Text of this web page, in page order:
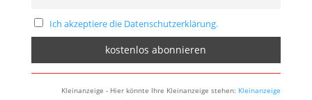
Ich akzeptiere die Datenschutzerklärung.
Kleinanzeige - Hier könnte Ihre Kleinanzeige stehen: Kleinanzeige